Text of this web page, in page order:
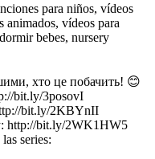
para niños, vídeos
animados, vídeos para
bebes, nursery
хто це побачить! 😊
bit.ly/3posovI
bit.ly/2KBYnII
http://bit.ly/2WK1HW5
series: